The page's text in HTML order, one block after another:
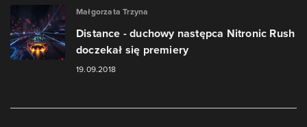
Małgorzata Trzyna
Distance - duchowy następca Nitronic Rush
doczekał się premiery
19.09.2018